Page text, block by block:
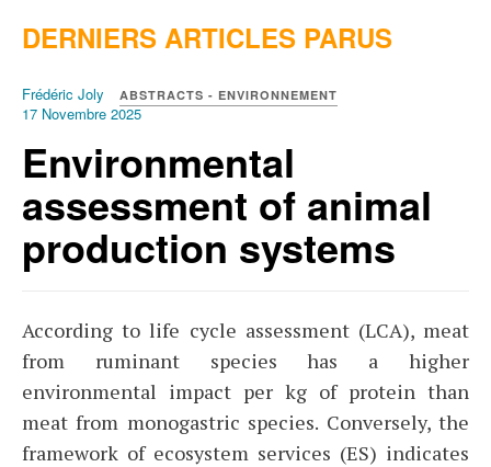
DERNIERS ARTICLES PARUS
Frédéric Joly ABSTRACTS - ENVIRONNEMENT
17 Novembre 2025
Environmental
assessment of animal
production systems
According to life cycle assessment (LCA), meat
from ruminant species has a higher
environmental impact per kg of protein than
meat from monogastric species. Conversely, the
framework of ecosystem services (ES) indicates